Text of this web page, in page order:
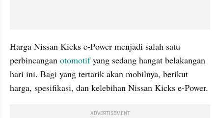
Harga Nissan Kicks e-Power menjadi salah satu
perbincangan otomotif yang sedang hangat belakangan
hari ini. Bagi yang tertarik akan mobilnya, berikut
harga, spesifikasi, dan kelebihan Nissan Kicks e-Power.
ADVERTISEMENT